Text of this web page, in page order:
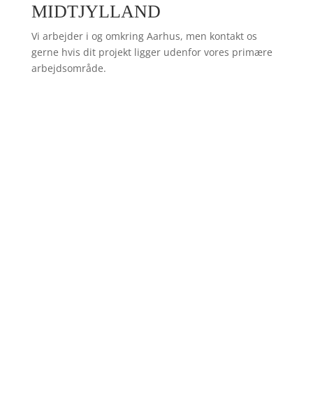
MIDTJYLLAND
Vi arbejder i og omkring Aarhus, men kontakt os
gerne hvis dit projekt ligger udenfor vores primære
arbejdsområde.